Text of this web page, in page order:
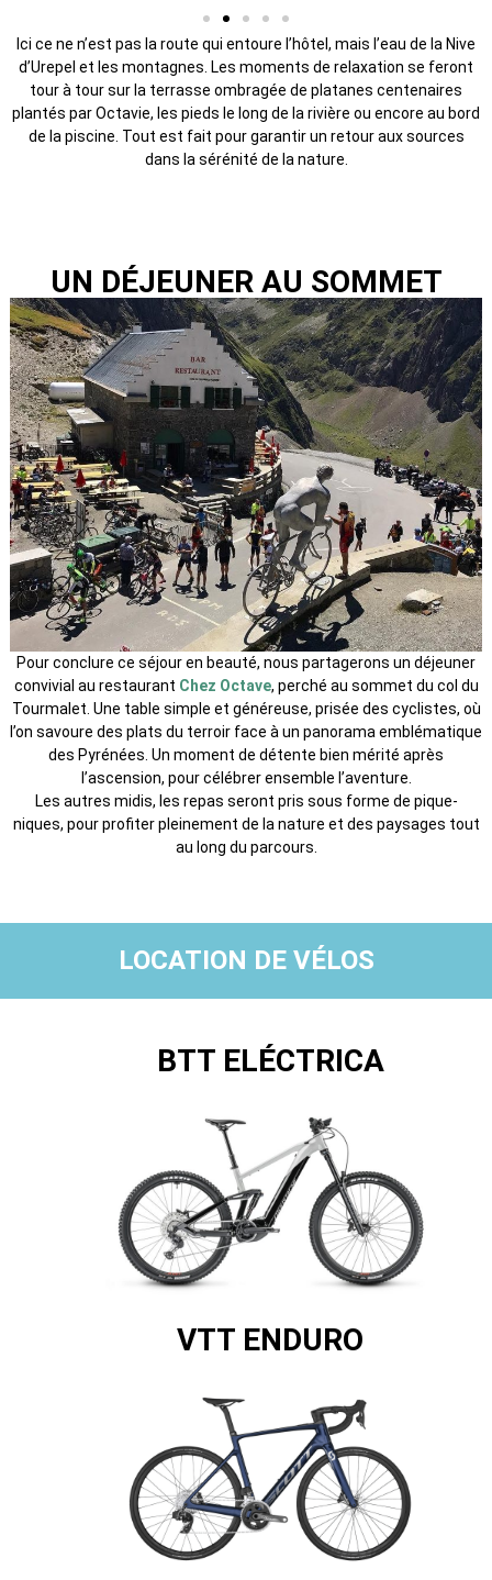
Ici ce ne n’est pas la route qui entoure l’hôtel, mais l’eau de la Nive
d’Urepel et les montagnes. Les moments de relaxation se feront
tour à tour sur la terrasse ombragée de platanes centenaires
plantés par Octavie, les pieds le long de la rivière ou encore au bord
de la piscine. Tout est fait pour garantir un retour aux sources
dans la sérénité de la nature.
UN DÉJEUNER AU SOMMET
Pour conclure ce séjour en beauté, nous partagerons un déjeuner
convivial au restaurant Chez Octave, perché au sommet du col du
Tourmalet. Une table simple et généreuse, prisée des cyclistes, où
l’on savoure des plats du terroir face à un panorama emblématique
des Pyrénées. Un moment de détente bien mérité après
l’ascension, pour célébrer ensemble l’aventure.
Les autres midis, les repas seront pris sous forme de pique-
niques, pour profiter pleinement de la nature et des paysages tout
au long du parcours.
LOCATION DE VÉLOS
BTT ELÉCTRICA
VTT ENDURO